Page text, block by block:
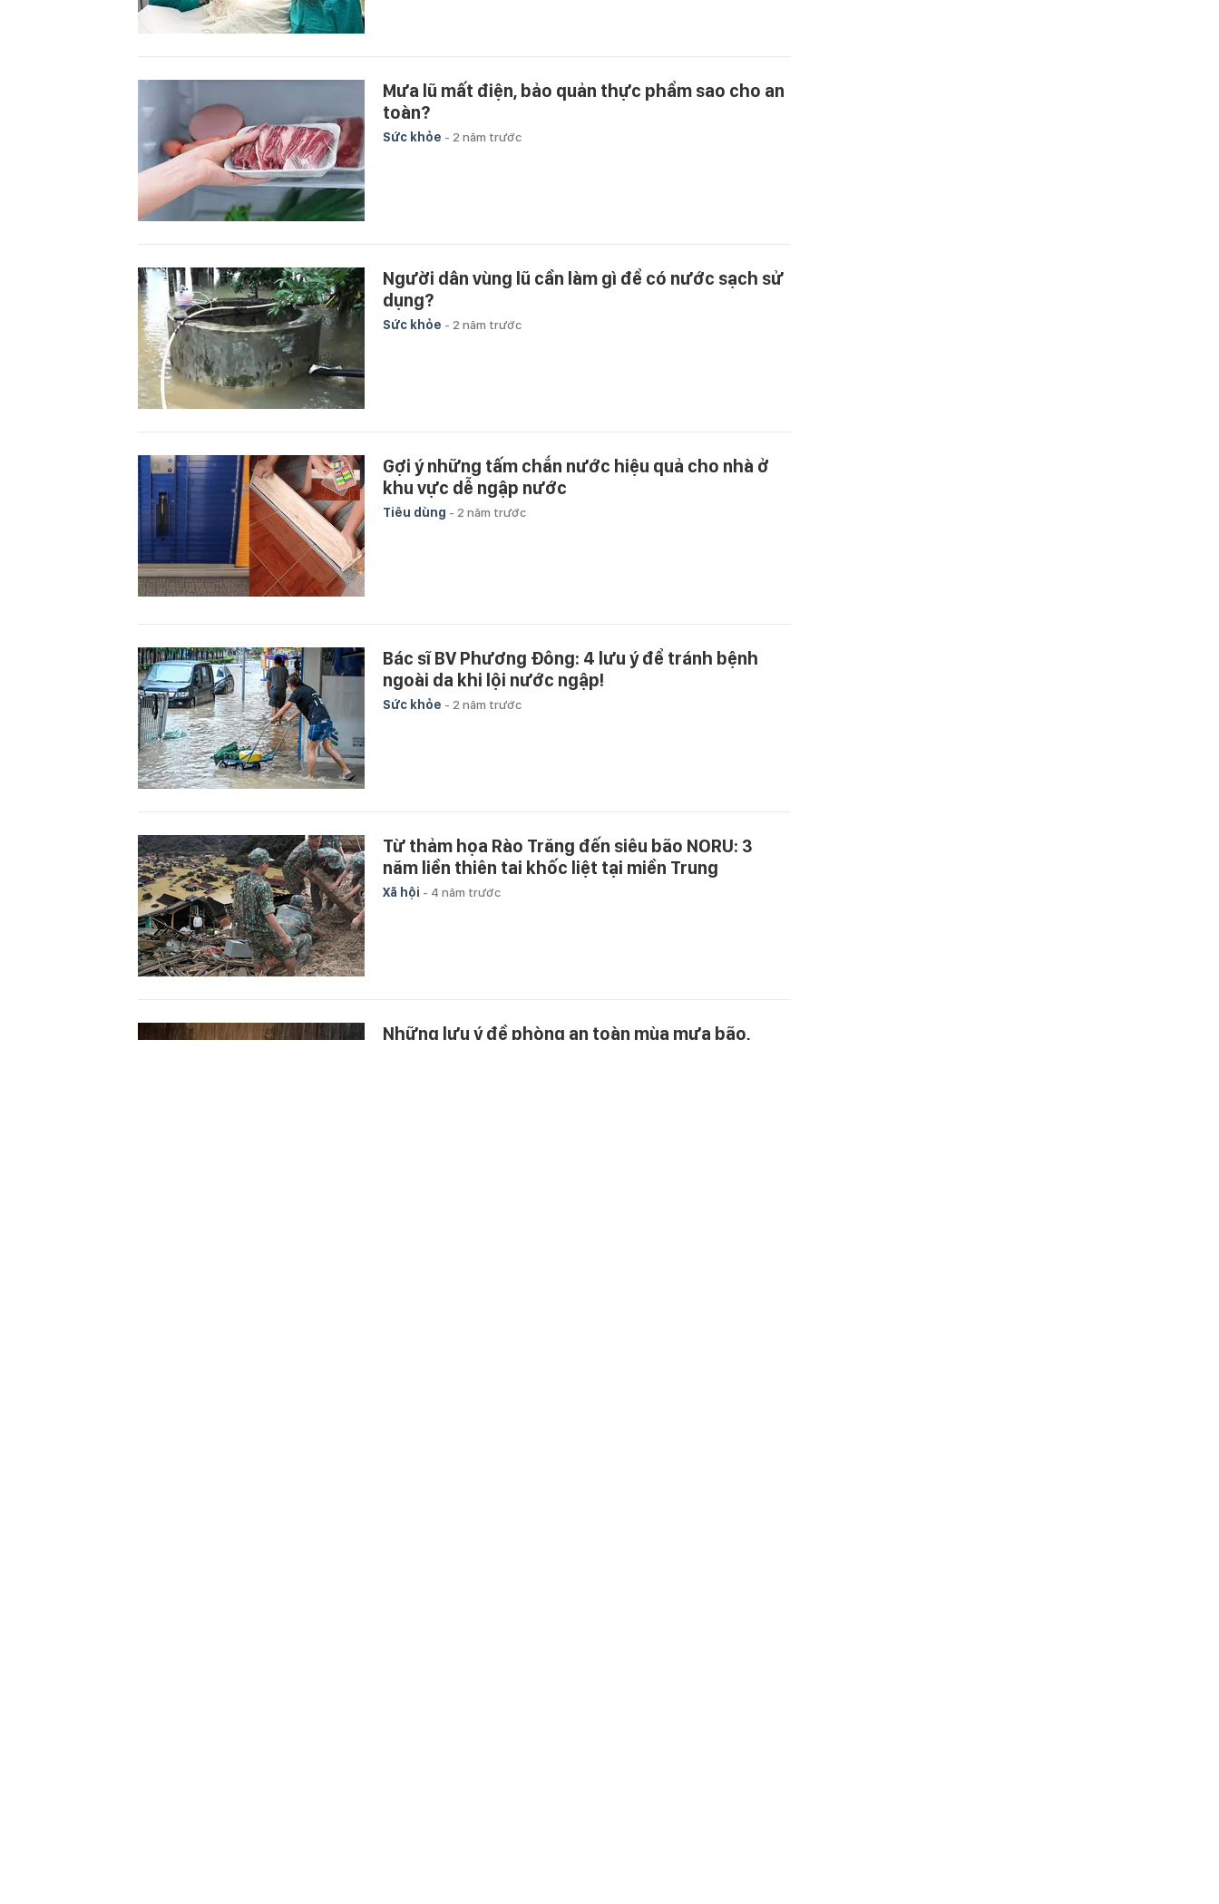
Mưa lũ mất điện, bảo quản thực phẩm sao cho an
toàn?
Sức khỏe - 2 năm trước
Người dân vùng lũ cần làm gì để có nước sạch sử
dụng?
Sức khỏe - 2 năm trước
Gợi ý những tấm chắn nước hiệu quả cho nhà ở
khu vực dễ ngập nước
Tiêu dùng - 2 năm trước
Bác sĩ BV Phương Đông: 4 lưu ý để tránh bệnh
ngoài da khi lội nước ngập!
Sức khỏe - 2 năm trước
Từ thảm họa Rào Trăng đến siêu bão NORU: 3
năm liền thiên tai khốc liệt tại miền Trung
Xã hội - 4 năm trước
Những lưu ý đề phòng an toàn mùa mưa bão,